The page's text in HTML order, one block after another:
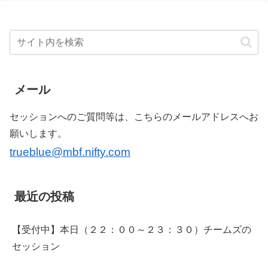
メール
セッションへのご質問等は、こちらのメールアドレスへお
願いします。
trueblue@mbf.nifty.com
最近の投稿
【受付中】本日（２２：００～２３：３０）チームズの
セッション